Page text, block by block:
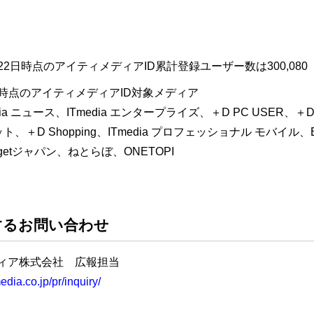
日時点のアイティメディアID累計登録ユーザー数は300,080
点のアイティメディアID対象メディア
ニュース、ITmedia エンタープライズ、＋D PC USER、
ト、＋D Shopping、ITmedia プロフェッショナル モバイル
ジャパン、ねとらぼ、ONETOPI
お問い合わせ
ア株式会社 広報担当
pr/inquiry/